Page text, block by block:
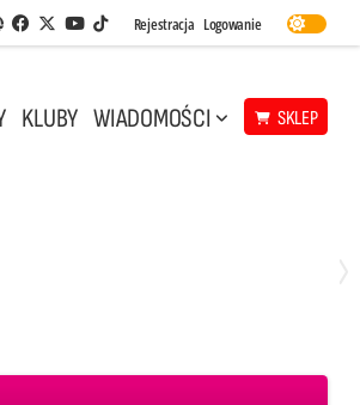
Aplikacja Siatkarskie Ligi
Facebook
Twitter
Youtube
TikTok
Rejestracja Logowanie
KLUBY WIADOMOŚCI SKLEP